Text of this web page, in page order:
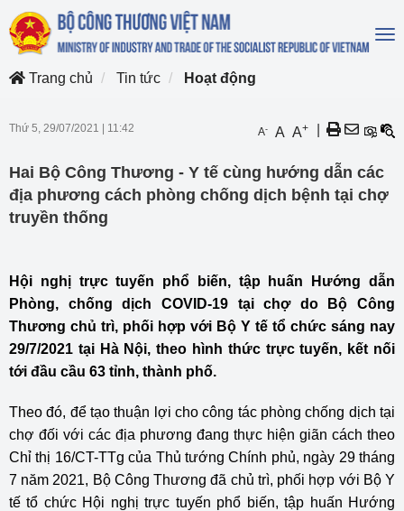
Trang chủ
Tin tức Hoạt động
Thứ 5, 29/07/2021 11:42 A- A A+
Hai Bộ Công Thương - Y tế cùng hướng dẫn các
địa phương cách phòng chống dịch bệnh tại chợ
truyền thống
Hội nghị trực tuyến phổ biến, tập huấn Hướng dẫn
Phòng, chống dịch COVID-19 tại chợ do Bộ Công
Thương chủ trì, phối hợp với Bộ Y tế tổ chức sáng nay
29/7/2021 tại Hà Nội, theo hình thức trực tuyến, kết nối
tới đầu cầu 63 tỉnh, thành phố.
Theo đó, để tạo thuận lợi cho công tác phòng chống dịch tại
chợ đối với các địa phương đang thực hiện giãn cách theo
Chỉ thị 16/CT-TTg của Thủ tướng Chính phủ, ngày 29 tháng
7 năm 2021, Bộ Công Thương đã chủ trì, phối hợp với Bộ Y
tế tổ chức Hội nghị trực tuyến phổ biến, tập huấn Hướng